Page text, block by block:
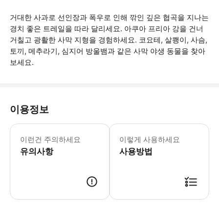
거대한 사과로 선인장과 폭우로 인해 깎인 깊은 협곡을 지나는
경치 좋은 트레일을 따라 달리세요. 아쿠아 프리아 강을 건너
거칠고 광활한 사막 지형을 경험하세요. 코요테, 살쾡이, 사슴,
토끼, 메추라기, 심지어 방울뱀과 같은 사막 야생 동물을 찾아
보세요.
이용정보
이런건 주의하세요
유의사항
투어는 날씨에 관계 없이 진행됩니다
이렇게 사용하세요
사용방법